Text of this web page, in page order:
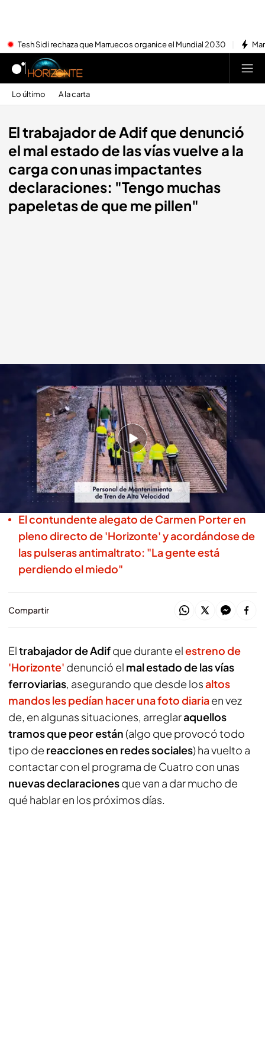
Tesh Sidi rechaza que Marruecos organice el Mundial 2030
Lo último A la carta
El trabajador de Adif que denunció
el mal estado de las vías vuelve a la
carga con unas impactantes
declaraciones: "Tengo muchas
papeletas de que me pillen"
Pedro Jiménez
28 ENE 2026 - 22:24h.
"Es una barbaridad lo que está pasando": un
nuevo testimonio del trabajador de Adif, en
'Horizonte'
El contundente alegato de Carmen Porter en
pleno directo de 'Horizonte' y acordándose de
las pulseras antimaltrato: "La gente está
perdiendo el miedo"
Compartir
Eltrabajador de Adifque durante elestreno de
'Horizonte' denunció el mal estado de las vías
ferroviarias, asegurando que desde losaltos
mandos les pedían hacer una foto diariaen vez
de, en algunas situaciones, arreglaraquellos
tramos que peor están(algo que provocó todo
tipo de reacciones en redes sociales) ha vuelto a
contactar con el programa de Cuatro con unas
nuevas declaracionesque van a dar mucho de
qué hablar en los próximos días.